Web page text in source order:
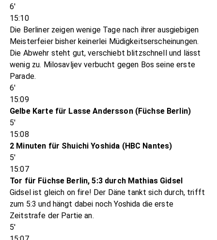
6'
15:10
Die Berliner zeigen wenige Tage nach ihrer ausgiebigen
Meisterfeier bisher keinerlei Müdigkeitserscheinungen.
Die Abwehr steht gut, verschiebt blitzschnell und lässt
wenig zu. Milosavljev verbucht gegen Bos seine erste
Parade.
6'
15:09
Gelbe Karte für Lasse Andersson (Füchse Berlin)
5'
15:08
2 Minuten für Shuichi Yoshida (HBC Nantes)
5'
15:07
Tor für Füchse Berlin, 5:3 durch Mathias Gidsel
Gidsel ist gleich on fire! Der Däne tankt sich durch, trifft
zum 5:3 und hängt dabei noch Yoshida die erste
Zeitstrafe der Partie an.
5'